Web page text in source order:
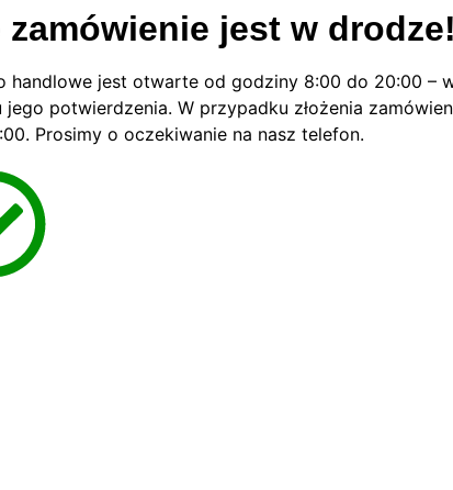
jest w drodze!
handlowe jest otwarte od godziny 8:00 do 20:00 –
potwierdzenia. W przypadku złożenia
Prosimy o oczekiwanie na nasz telefon.